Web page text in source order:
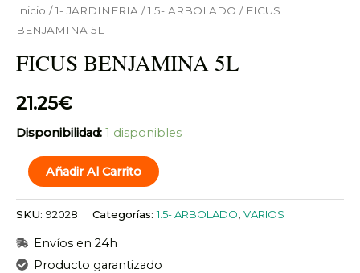
Inicio /1- JARDINERIA /1.5- ARBOLADO / FICUS
BENJAMINA 5L
FICUS BENJAMINA 5L
21.25€
Disponibilidad: 1 disponibles
5L
cantidad
Añadir Al Carrito
SKU: 92028 Categorías:1.5- ARBOLADO, VARIOS
Envíos en 24h
Producto garantizado